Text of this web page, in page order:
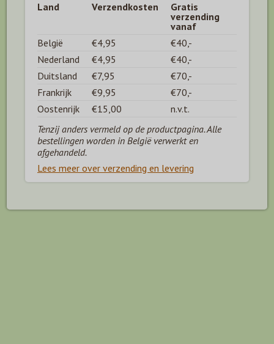
Land Verzendkosten
Gratis
verzending
vanaf
België
€4,95
€40,-
Nederland
€4,95
€40,-
Duitsland
€7,95
€70,-
Frankrijk
€9,95
€70,-
Oostenrijk
€15,00
n.v.t.
Tenzij anders vermeld op de productpagina. Alle
bestellingen worden in België verwerkt en
afgehandeld.
Lees meer over verzending en levering